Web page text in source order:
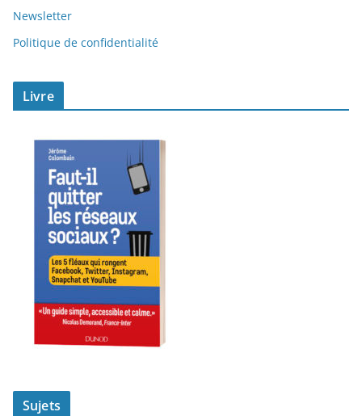
Newsletter
Politique de confidentialité
Livre
Sujets